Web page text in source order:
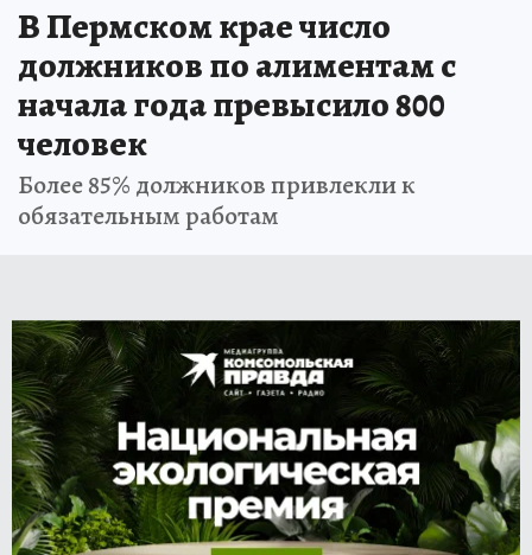
В Пермском крае число
должников по алиментам с
начала года превысило 800
человек
Более 85% должников привлекли к
обязательным работам